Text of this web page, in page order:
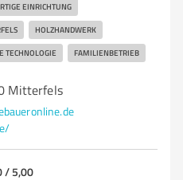
EINRICHTUNG
HOLZHANDWERK
TECHNOLOGIE FAMILIENBETRIEB
Mitterfels
/ 5,00